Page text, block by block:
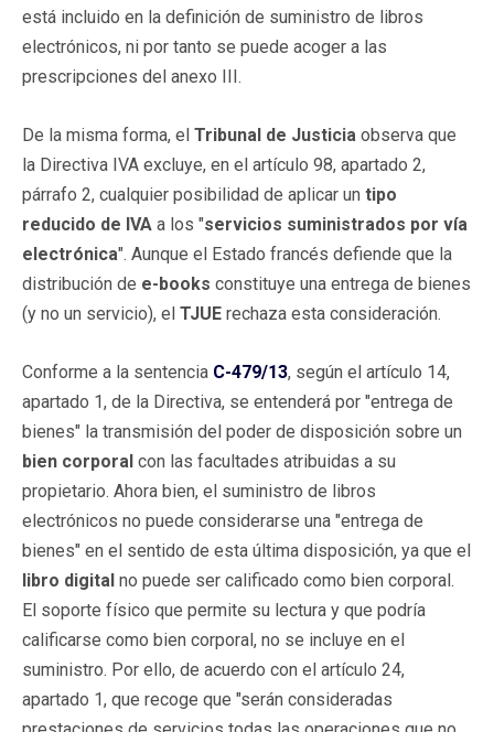
está incluido en la definición de suministro de libros
electrónicos, ni por tanto se puede acoger a las
prescripciones del anexo III.
De la misma forma, el Tribunal de Justicia observa que
la Directiva IVA excluye, en el artículo 98, apartado 2,
párrafo 2, cualquier posibilidad de aplicar un tipo
reducido de IVA a los "servicios suministrados por vía
electrónica". Aunque el Estado francés defiende que la
distribución de e-books constituye una entrega de bienes
(y no un servicio), el TJUE rechaza esta consideración.
Conforme a la sentencia C-479/13, según el artículo 14,
apartado 1, de la Directiva, se entenderá por "entrega de
bienes" la transmisión del poder de disposición sobre un
bien corporal con las facultades atribuidas a su
propietario. Ahora bien, el suministro de libros
electrónicos no puede considerarse una "entrega de
bienes" en el sentido de esta última disposición, ya que el
libro digital no puede ser calificado como bien corporal.
El soporte físico que permite su lectura y que podría
calificarse como bien corporal, no se incluye en el
suministro. Por ello, de acuerdo con el artículo 24,
apartado 1, que recoge que "serán consideradas